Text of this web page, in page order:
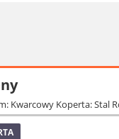
Kwarcowy Koperta: Stal